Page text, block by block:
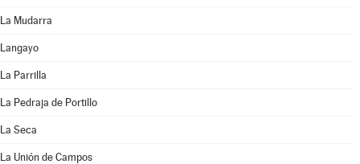
La Mudarra
Langayo
La Parrilla
La Pedraja de Portillo
La Seca
La Unión de Campos